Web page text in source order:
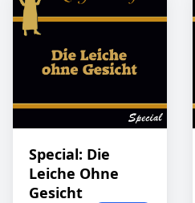
Special: Die
Leiche Ohne
Gesicht